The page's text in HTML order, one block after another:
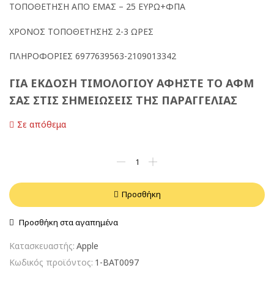
ΤΟΠΟΘΕΤΗΣΗ ΑΠΟ ΕΜΑΣ – 25 ΕΥΡΩ+ΦΠΑ
ΧΡΟΝΟΣ ΤΟΠΟΘΕΤΗΣΗΣ 2-3 ΩΡΕΣ
ΠΛΗΡΟΦΟΡΙΕΣ 6977639563-2109013342
ΓΙΑ ΕΚΔΟΣΗ ΤΙΜΟΛΟΓΙΟΥ ΑΦΗΣΤΕ ΤΟ ΑΦΜ
ΣΑΣ ΣΤΙΣ ΣΗΜΕΙΩΣΕΙΣ ΤΗΣ ΠΑΡΑΓΓΕΛΙΑΣ
Σε απόθεμα
Προσθήκη
Προσθήκη στα αγαπημένα
Κατασκευαστής: Apple
Κωδικός προϊόντος: 1-BAT0097